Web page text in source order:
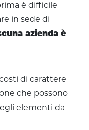
è difficile
in sede di
azienda è
di carattere
che possono
elementi da